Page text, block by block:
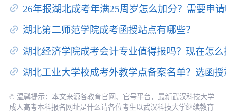
26年报湖北成考年满25周岁怎么加分？需要申
湖北第二师范学院成考函授站点有哪些？
湖北经济学院成考会计专业值得报吗？现在怎
湖北工业大学校成考外教学点备案名单？选函
© 温馨提示：本文来源各教育官网、官号平台，最新武汉科技大学
成人高考本科报名网址是什么请各位考生以武汉科技大学继续教育